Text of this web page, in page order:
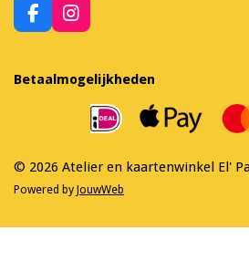
F
a
e
b
I
n
a
m
Betaalmogelijkheden
© 2026 Atelier en kaartenwinkel El'
Powered by JouwWeb